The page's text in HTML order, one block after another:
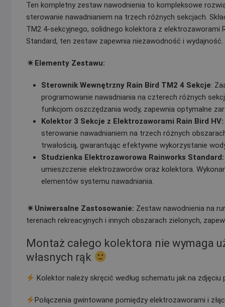
Ten kompletny zestaw nawodnienia to kompleksowe
sterowanie nawadnianiem na trzech różnych sekcjach.
TM2 4-sekcyjnego, solidnego kolektora z elektrozaworami
Standard, ten zestaw zapewnia niezawodność i wydajność.
Elementy Zestawu:
Sterownik Wewnętrzny Rain Bird TM2 4 Sekcje:
programowanie nawadniania na czterech różnych
funkcjom oszczędzania wody, zapewnia optymalne
Kolektor 3 Sekcje z Elektrozaworami Rain Bird HV:
sterowanie nawadnianiem na trzech różnych
trwałością, gwarantując efektywne wykorzystanie
Studzienka Elektrozaworowa Rainworks Standard:
umieszczenie elektrozaworów oraz kolektora.
elementów systemu nawadniania.
Uniwersalne Zastosowanie: Zestaw nawodnienia na
terenach rekreacyjnych i innych obszarach zielonych,
Montaż całego kolektora nie wymaga
własnych rąk
Kolektor należy skręcić według schematu jak na zdjęciu
Połączenia gwintowane pomiędzy elektrozaworami i